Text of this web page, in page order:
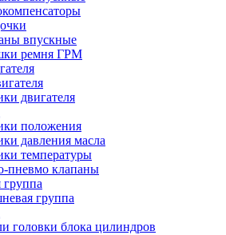
впускные
ремня ГРМ
двигателя
положения
давления масла
температуры
пневмо клапаны
группа
головки блока цилиндров